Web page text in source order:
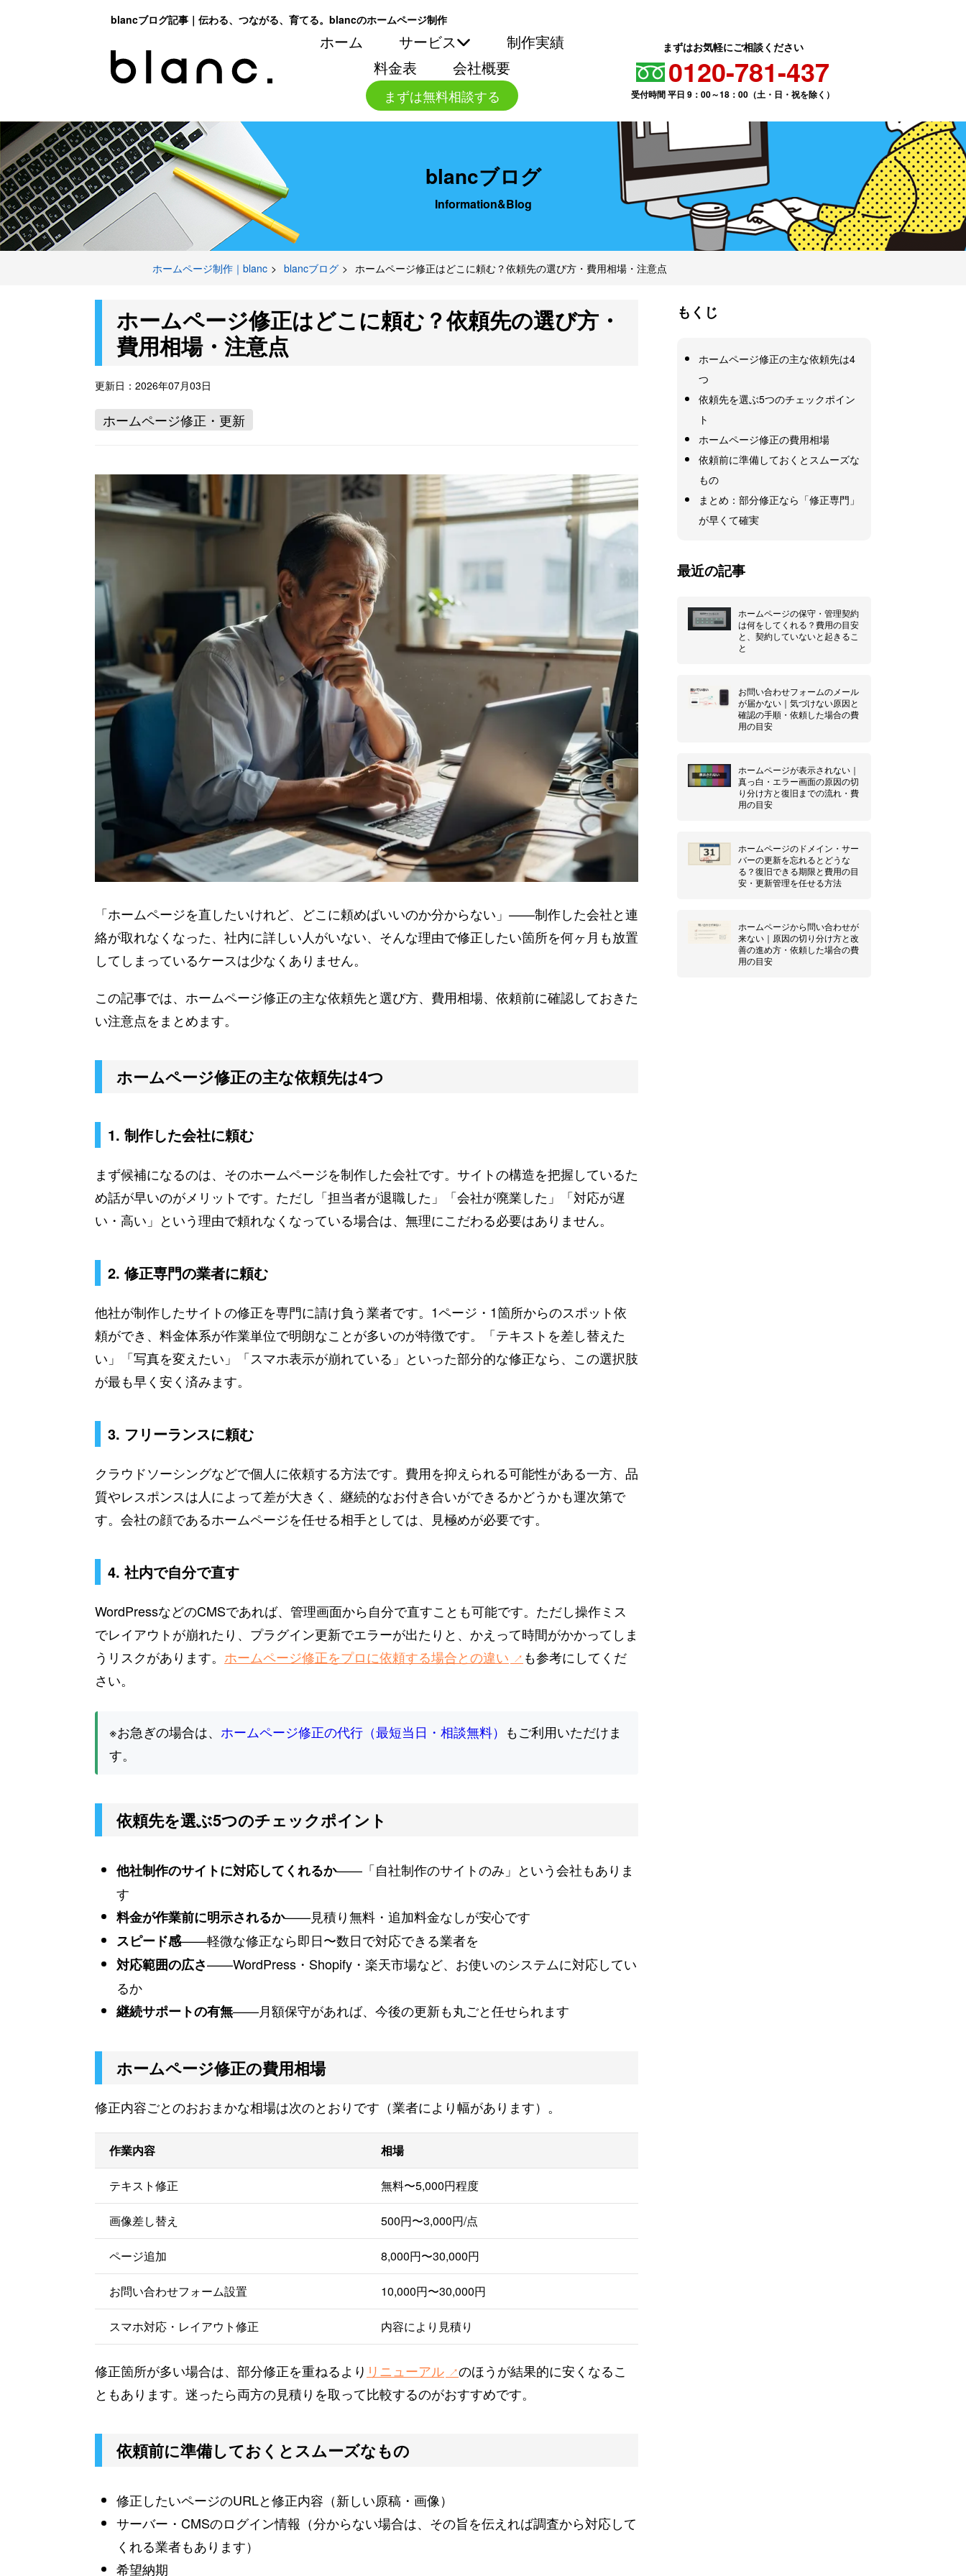
blancブログ記事｜伝わる、つながる、育てる。blancのホームページ制作
ホーム サービス
制作実績
料金表
会社概要
まずは無料相談する
まずはお気軽にご相談ください
0120-781-437
受付時間 平日 9：00～18：00（土・日・祝を除く）
blancブログ
Information&Blog
ホームページ制作｜blanc blancブログ ホームページ修正はどこに頼む？依頼先の選び方・費用相場・注意点
ホームページ修正はどこに頼む？依頼先の選び方・
費用相場・注意点
更新日： 2026年07月03日
ホームページ修正・更新
「ホームページを直したいけれど、どこに頼めばいいのか分からない」——制作した会社と連
絡が取れなくなった、社内に詳しい人がいない、そんな理由で修正したい箇所を何ヶ月も放置
してしまっているケースは少なくありません。
この記事では、ホームページ修正の主な依頼先と選び方、費用相場、依頼前に確認しておきた
い注意点をまとめます。
ホームページ修正の主な依頼先は4つ
1. 制作した会社に頼む
まず候補になるのは、そのホームページを制作した会社です。サイトの構造を把握しているた
め話が早いのがメリットです。ただし「担当者が退職した」「会社が廃業した」「対応が遅
い・高い」という理由で頼れなくなっている場合は、無理にこだわる必要はありません。
2. 修正専門の業者に頼む
他社が制作したサイトの修正を専門に請け負う業者です。1ページ・1箇所からのスポット依
頼ができ、料金体系が作業単位で明朗なことが多いのが特徴です。「テキストを差し替えた
い」「写真を変えたい」「スマホ表示が崩れている」といった部分的な修正なら、この選択肢
が最も早く安く済みます。
3. フリーランスに頼む
クラウドソーシングなどで個人に依頼する方法です。費用を抑えられる可能性がある一方、品
質やレスポンスは人によって差が大きく、継続的なお付き合いができるかどうかも運次第で
す。会社の顔であるホームページを任せる相手としては、見極めが必要です。
4. 社内で自分で直す
WordPressなどのCMSであれば、管理画面から自分で直すことも可能です。ただし操作ミス
でレイアウトが崩れたり、プラグイン更新でエラーが出たりと、かえって時間がかかってしま
うリスクがあります。 ホームページ修正をプロに依頼する場合との違い
も参考にしてくだ
さい。
※お急ぎの場合は、 ホームページ修正の代行（最短当日・相談無料） もご利用いただけま
す。
依頼先を選ぶ5つのチェックポイント
他社制作のサイトに対応してくれるか——「自社制作のサイトのみ」という会社もありま
す
料金が作業前に明示されるか——見積り無料・追加料金なしが安心です
スピード感——軽微な修正なら即日〜数日で対応できる業者を
対応範囲の広さ——WordPress・Shopify・楽天市場など、お使いのシステムに対応してい
るか
継続サポートの有無——月額保守があれば、今後の更新も丸ごと任せられます
ホームページ修正の費用相場
修正内容ごとのおおまかな相場は次のとおりです（業者により幅があります）。
作業内容 相場
テキスト修正 無料〜5,000円程度
画像差し替え 500円〜3,000円/点
ページ追加 8,000円〜30,000円
お問い合わせフォーム設置 10,000円〜30,000円
スマホ対応・レイアウト修正 内容により見積り
修正箇所が多い場合は、部分修正を重ねるより リニューアル
のほうが結果的に安くなるこ
ともあります。迷ったら両方の見積りを取って比較するのがおすすめです。
依頼前に準備しておくとスムーズなもの
修正したいページのURLと修正内容（新しい原稿・画像）
サーバー・CMSのログイン情報（分からない場合は、その旨を伝えれば調査から対応して
くれる業者もあります）
希望納期
もくじ
ホームページ修正の主な依頼先は4
つ
依頼先を選ぶ5つのチェックポイン
ト
ホームページ修正の費用相場
依頼前に準備しておくとスムーズな
もの
まとめ：部分修正なら「修正専門」
が早くて確実
最近の記事
ホームページの保守・管理契約
は何をしてくれる？費用の目安
と、契約していないと起きるこ
と
お問い合わせフォームのメール
が届かない｜気づけない原因と
確認の手順・依頼した場合の費
用の目安
ホームページが表示されない｜
真っ白・エラー画面の原因の切
り分け方と復旧までの流れ・費
用の目安
ホームページのドメイン・サー
バーの更新を忘れるとどうな
る？復旧できる期限と費用の目
安・更新管理を任せる方法
ホームページから問い合わせが
来ない｜原因の切り分け方と改
善の進め方・依頼した場合の費
用の目安